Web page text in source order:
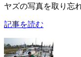
ヤズの写真を取り忘
記事を読む